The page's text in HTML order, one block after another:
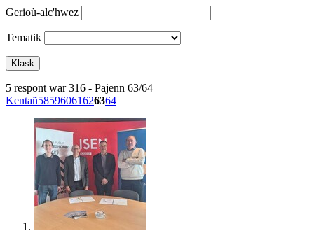
Gerioù-alc'hwez
Tematik
5 respont war 316 - Pajenn 63/64
Kentañ58596061626364